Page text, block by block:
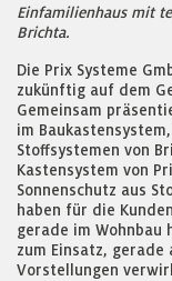
Einfamilienhaus mit
Brichta.
Die Prix Systeme
zukünftig auf dem
Gemeinsam
im
Stoffsystemen von
Kastensystem von
Sonnenschutz aus
haben für die
gerade im Wohnbau
zum Einsatz,
Vorstellungen